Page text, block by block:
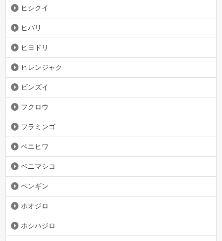
ヒシクイ
ヒバリ
ヒヨドリ
ヒレンジャク
ビンズイ
フクロウ
フラミンゴ
ベニヒワ
ベニマシコ
ペンギン
ホオジロ
ホシハジロ